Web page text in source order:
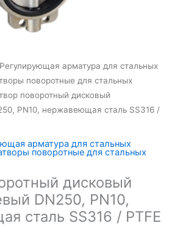
арматура для стальных
поворотные для стальных
поворотный дисковый
PN10, нержавеющая сталь SS316 /
арматура для стальных
поворотные для стальных
дисковый
DN250, PN10,
сталь SS316 / PTFE